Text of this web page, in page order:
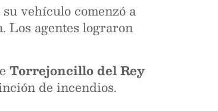
vehículo comenzó a
Los agentes lograron
Torrejoncillo del Rey
de incendios.